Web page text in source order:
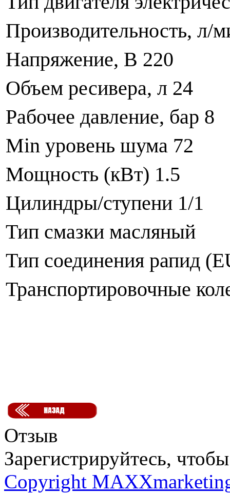
Производительность, л/
Напряжение, В 220
Объем ресивера, л 24
Рабочее давление, бар 8
Min уровень шума 72
Мощность (кВт) 1.5
Цилиндры/ступени 1/1
Тип смазки масляный
Тип соединения рапид
Транспортировочные
Отзыв
Зарегистрируйтесь,
Copyright